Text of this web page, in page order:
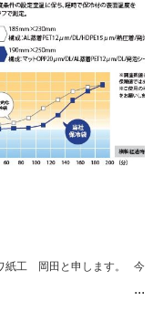
紙工 岡田と申します。 今